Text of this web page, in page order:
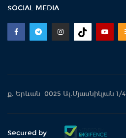
SOCIAL MEDIA
ք. Երևան 0025 Ալ.Մյասնիկյան 1/4
Secured by